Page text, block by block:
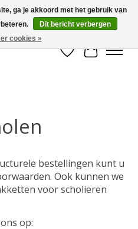
Verlanglijst
bestellingen kunt u
Ook kunnen we
voor scholieren
op:
ga je akkoord met het gebruik van
Dit bericht verbergen
cookies »